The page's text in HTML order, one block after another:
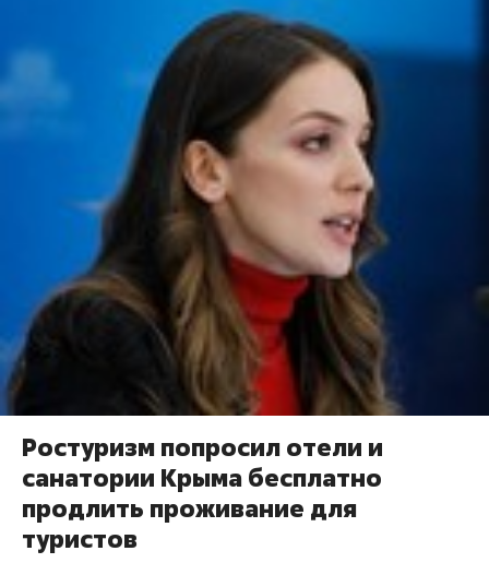
Ростуризм попросил отели и
санатории Крыма бесплатно
продлить проживание для
туристов